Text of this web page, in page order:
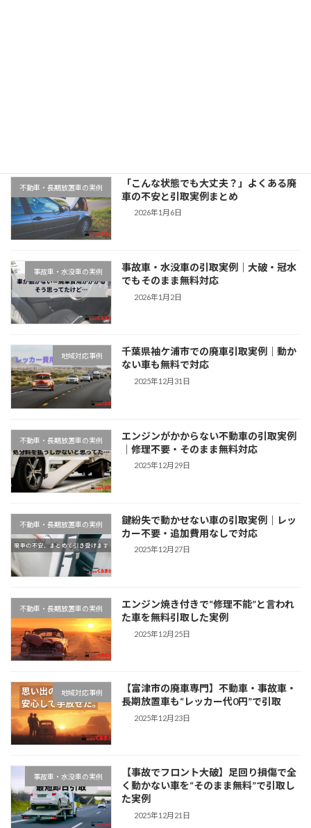
不動車・長期放置車の実例
「こんな状態でも大丈夫？」よくある廃
車の不安と引取実例まとめ
2026年1月6日
事故車・水没車の実例
事故車・水没車の引取実例｜大破・冠水
でもそのまま無料対応
2026年1月2日
地域対応事例
千葉県袖ケ浦市での廃車引取実例｜動か
ない車も無料で対応
2025年12月31日
不動車・長期放置車の実例
エンジンがかからない不動車の引取実例
｜修理不要・そのまま無料対応
2025年12月29日
不動車・長期放置車の実例
鍵紛失で動かせない車の引取実例｜レッ
カー不要・追加費用なしで対応
2025年12月27日
不動車・長期放置車の実例
エンジン焼き付きで“修理不能”と言われ
た車を無料引取した実例
2025年12月25日
地域対応事例
【富津市の廃車専門】不動車・事故車・
長期放置車も“レッカー代0円”で引取
2025年12月23日
事故車・水没車の実例
【事故でフロント大破】足回り損傷で全
く動かない車を“そのまま無料”で引取し
た実例
2025年12月21日